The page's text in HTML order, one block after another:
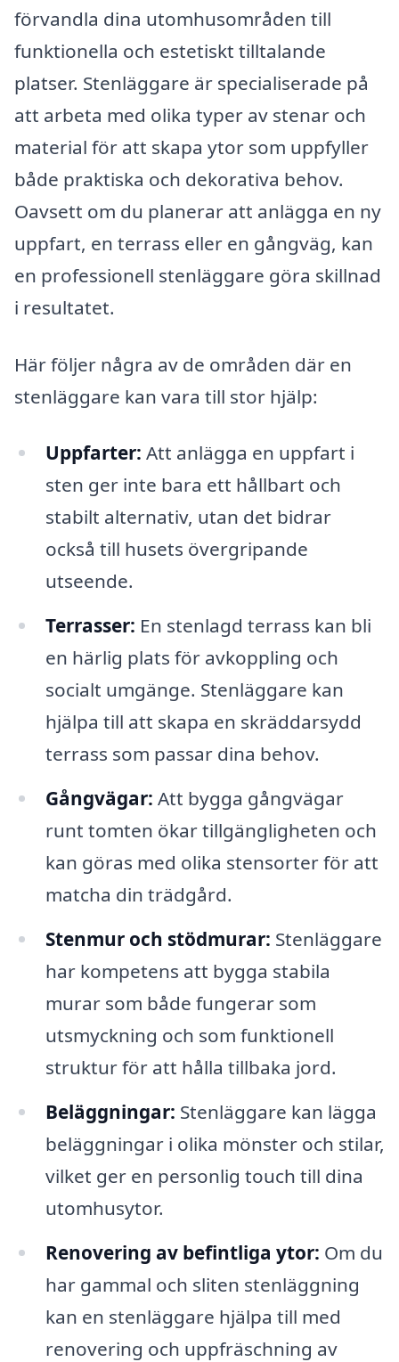
förvandla dina utomhusområden till
funktionella och estetiskt tilltalande
platser. Stenläggare är specialiserade på
att arbeta med olika typer av stenar och
material för att skapa ytor som uppfyller
både praktiska och dekorativa behov.
Oavsett om du planerar att anlägga en ny
uppfart, en terrass eller en gångväg, kan
en professionell stenläggare göra skillnad
i resultatet.
Här följer några av de områden där en
stenläggare kan vara till stor hjälp:
Uppfarter: Att anlägga en uppfart i
sten ger inte bara ett hållbart och
stabilt alternativ, utan det bidrar
också till husets övergripande
utseende.
Terrasser: En stenlagd terrass kan bli
en härlig plats för avkoppling och
socialt umgänge. Stenläggare kan
hjälpa till att skapa en skräddarsydd
terrass som passar dina behov.
Gångvägar: Att bygga gångvägar
runt tomten ökar tillgängligheten och
kan göras med olika stensorter för att
matcha din trädgård.
Stenmur och stödmurar: Stenläggare
har kompetens att bygga stabila
murar som både fungerar som
utsmyckning och som funktionell
struktur för att hålla tillbaka jord.
Beläggningar: Stenläggare kan lägga
beläggningar i olika mönster och stilar,
vilket ger en personlig touch till dina
utomhusytor.
Renovering av befintliga ytor: Om du
har gammal och sliten stenläggning
kan en stenläggare hjälpa till med
renovering och uppfräschning av